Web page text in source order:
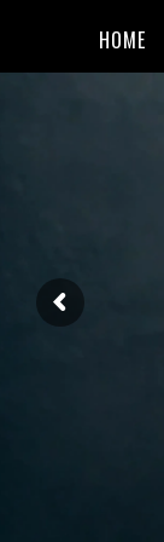
HOME